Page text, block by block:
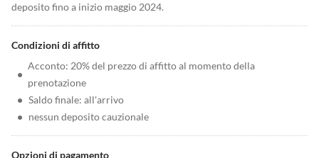
deposito fino a inizio maggio 2024.
Condizioni di affitto
•
Acconto: 20% del prezzo di affitto al momento della
prenotazione
• Saldo finale: all'arrivo
• nessun deposito cauzionale
Opzioni di pagamento